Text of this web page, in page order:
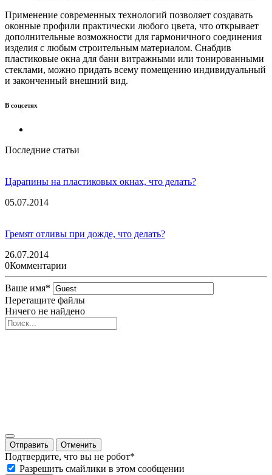
Применение современных технологий позволяет создавать
оконные профили практически любого цвета, что открывает
дополнительные возможности для гармоничного соединения
изделия с любым строительным материалом. Снабдив
пластиковые окна для бани витражными или тонированными
стеклами, можно придать всему помещению индивидуальный
и законченный внешний вид.
В соцсетях
Последние статьи
Царапины на пластиковых окнах, что делать?
05.07.2014
Гремят отливы при дожде, что делать?
26.07.2014
0Комментарии
Ваше имя*
Перетащите файлы
Ничего не найдено
Отправить Отменить
Подтвердите, что вы не робот*
Разрешить смайлики в этом сообщении